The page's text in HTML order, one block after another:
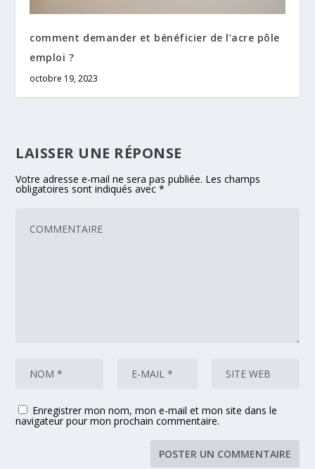
comment demander et bénéficier de l’acre pôle
emploi ?
octobre 19, 2023
LAISSER UNE RÉPONSE
Votre adresse e-mail ne sera pas publiée. Les champs
obligatoires sont indiqués avec*
Enregistrer mon nom, mon e-mail et mon site dans le
navigateur pour mon prochain commentaire.